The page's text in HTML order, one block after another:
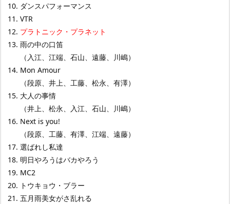
ダンスパフォーマンス
VTR
プラトニック・プラネット
雨の中の口笛
（入江、江端、石山、遠藤、川嶋）
Mon Amour
（段原、井上、工藤、松永、有澤）
大人の事情
（井上、松永、入江、石山、川嶋）
Next is you!
（段原、工藤、有澤、江端、遠藤）
選ばれし私達
明日やろうはバカやろう
MC2
トウキョウ・ブラー
五月雨美女がさ乱れる